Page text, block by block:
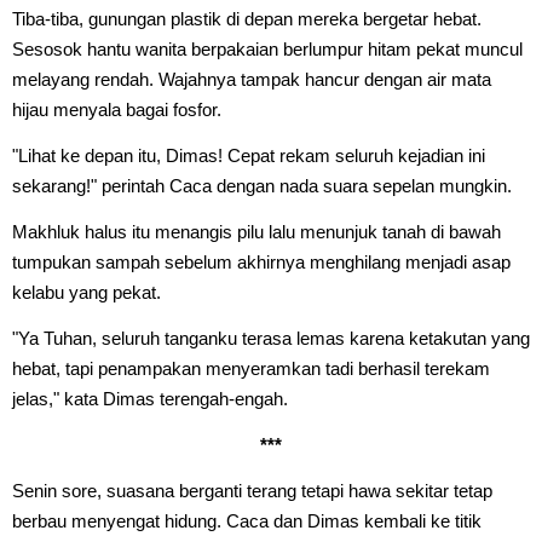
Tiba-tiba, gunungan plastik di depan mereka bergetar hebat.
Sesosok hantu wanita berpakaian berlumpur hitam pekat muncul
melayang rendah. Wajahnya tampak hancur dengan air mata
hijau menyala bagai fosfor.
"Lihat ke depan itu, Dimas! Cepat rekam seluruh kejadian ini
sekarang!" perintah Caca dengan nada suara sepelan mungkin.
Makhluk halus itu menangis pilu lalu menunjuk tanah di bawah
tumpukan sampah sebelum akhirnya menghilang menjadi asap
kelabu yang pekat.
"Ya Tuhan, seluruh tanganku terasa lemas karena ketakutan yang
hebat, tapi penampakan menyeramkan tadi berhasil terekam
jelas," kata Dimas terengah-engah.
***
Senin sore, suasana berganti terang tetapi hawa sekitar tetap
berbau menyengat hidung. Caca dan Dimas kembali ke titik